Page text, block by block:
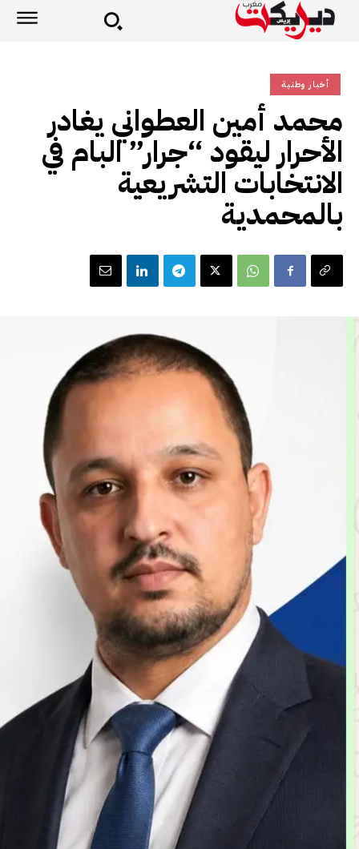
أخبار وطنية
محمد أمين العطواني يغادر
الأحرار ليقود “جرار” البام في
الانتخابات التشريعية
بالمحمدية